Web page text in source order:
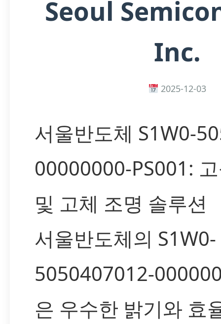
Seoul
Inc.
2025-12-03
서울반도체 S1W0-
00000000-PS001:
및 고체 조명 솔루션
서울반도체의 S1W0-
5050407012-
은 우수한 밝기와 효